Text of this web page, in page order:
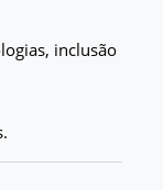
inclusão